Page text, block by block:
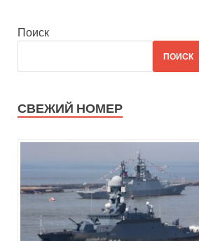
Поиск
ПОИСК
СВЕЖИЙ НОМЕР